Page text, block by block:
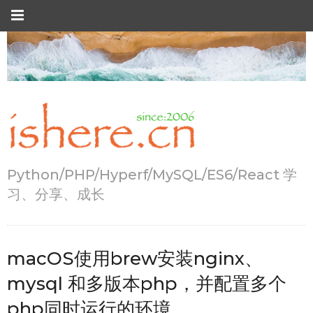
Python/PHP/Hyperf/MySQL/ES6/React 学
习、分享、成长
macOS使用brew安装nginx、
mysql 和多版本php，并配置多个